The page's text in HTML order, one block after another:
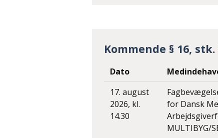
Kommende § 16,
Dato
17. august
2026, kl.
14.30
for Dansk
MULTIBYG/